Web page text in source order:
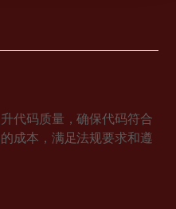
代码质量，确保代码符合
成本，满足法规要求和遵